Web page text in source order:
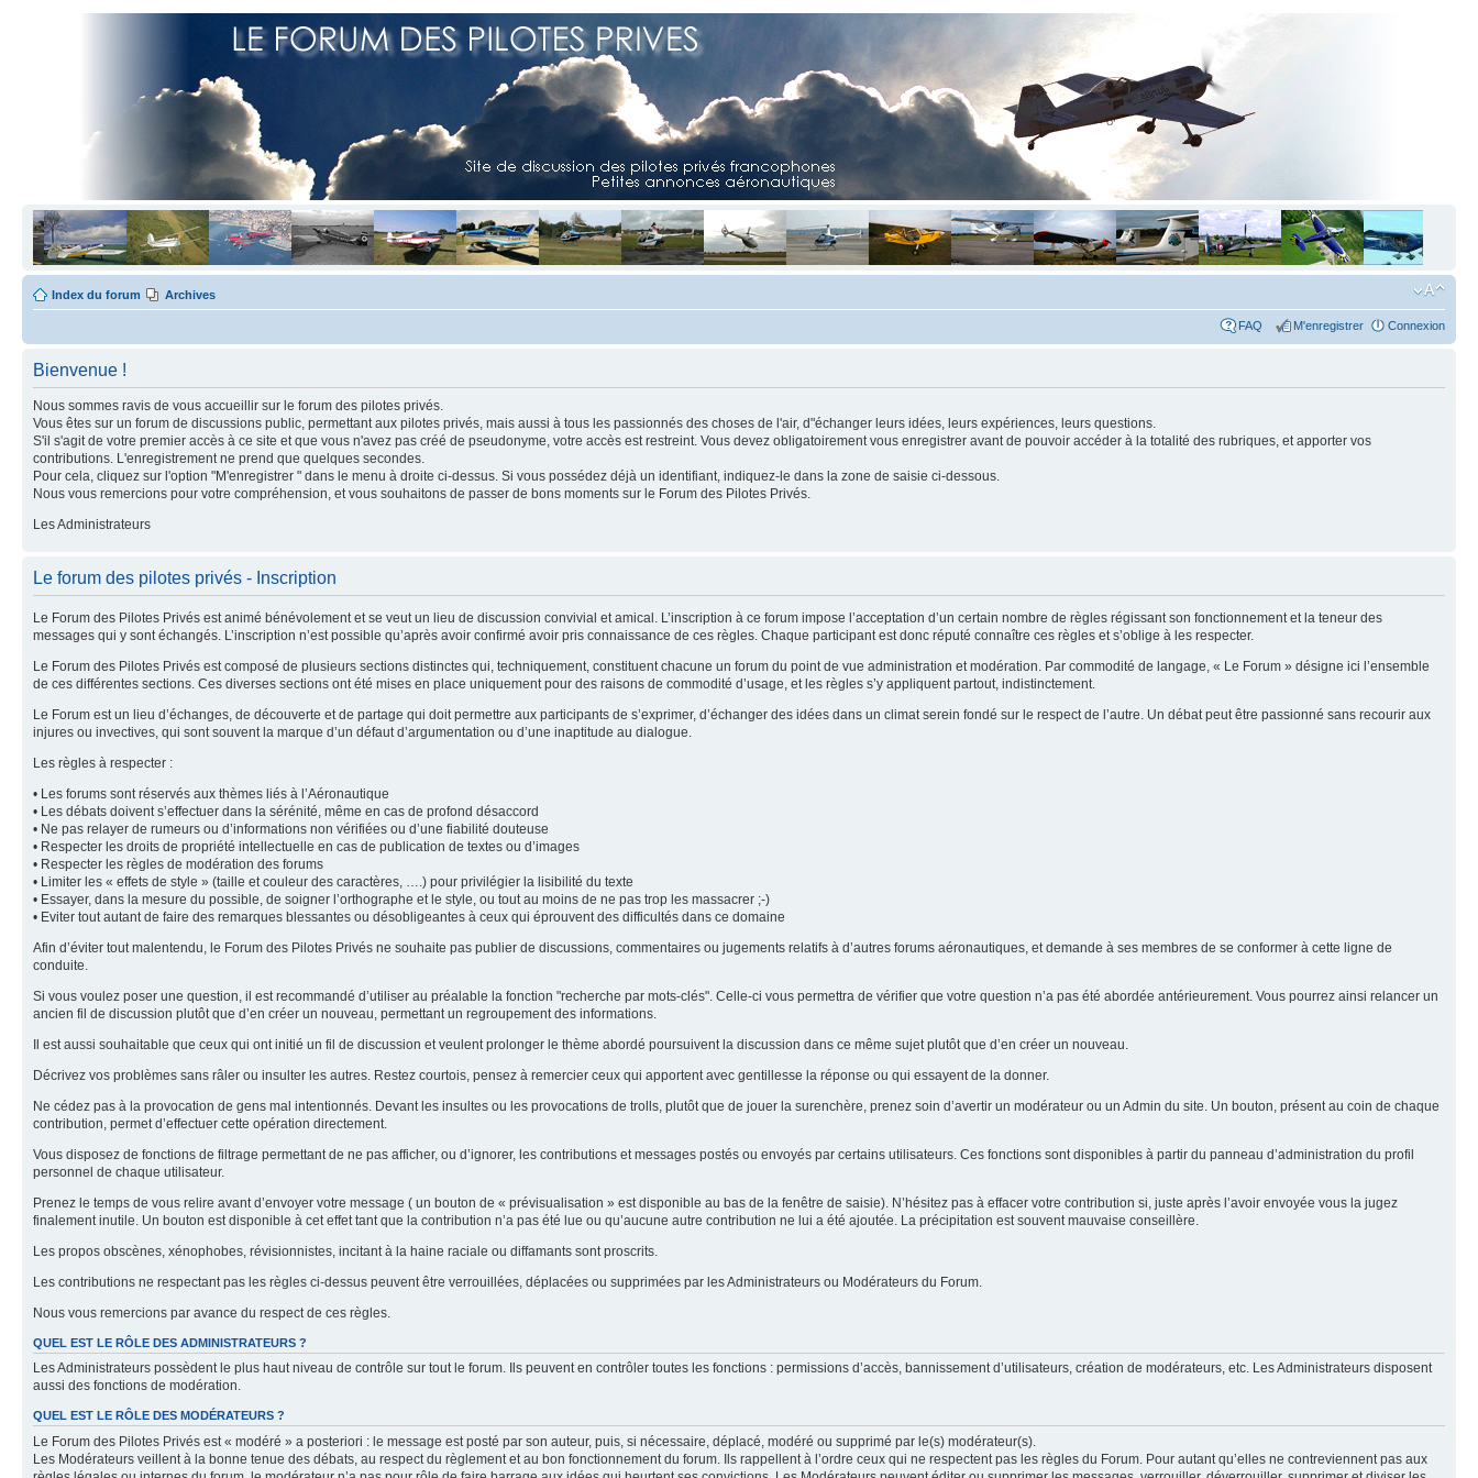
Index du forum Archives
FAQ M'enregistrer Connexion
Bienvenue !
Nous sommes ravis de vous accueillir sur le forum des pilotes privés.
Vous êtes sur un forum de discussions public, permettant aux pilotes privés, mais aussi à tous les passionnés des choses de l'air, d"échanger leurs idées, leurs expériences, leurs questions.
S'il s'agit de votre premier accès à ce site et que vous n'avez pas créé de pseudonyme, votre accès est restreint. Vous devez obligatoirement vous enregistrer avant de pouvoir accéder à la totalité des rubriques, et apporter vos
contributions. L'enregistrement ne prend que quelques secondes.
Pour cela, cliquez sur l'option "M'enregistrer " dans le menu à droite ci-dessus. Si vous possédez déjà un identifiant, indiquez-le dans la zone de saisie ci-dessous.
Nous vous remercions pour votre compréhension, et vous souhaitons de passer de bons moments sur le Forum des Pilotes Privés.
Les Administrateurs
Le forum des pilotes privés - Inscription
Le Forum des Pilotes Privés est animé bénévolement et se veut un lieu de discussion convivial et amical. L’inscription à ce forum impose l’acceptation d’un certain nombre de règles régissant son fonctionnement et la teneur des
messages qui y sont échangés. L’inscription n’est possible qu’après avoir confirmé avoir pris connaissance de ces règles. Chaque participant est donc réputé connaître ces règles et s’oblige à les respecter.
Le Forum des Pilotes Privés est composé de plusieurs sections distinctes qui, techniquement, constituent chacune un forum du point de vue administration et modération. Par commodité de langage, « Le Forum » désigne ici l’ensemble
de ces différentes sections. Ces diverses sections ont été mises en place uniquement pour des raisons de commodité d’usage, et les règles s’y appliquent partout, indistinctement.
Le Forum est un lieu d’échanges, de découverte et de partage qui doit permettre aux participants de s’exprimer, d’échanger des idées dans un climat serein fondé sur le respect de l’autre. Un débat peut être passionné sans recourir aux
injures ou invectives, qui sont souvent la marque d’un défaut d’argumentation ou d’une inaptitude au dialogue.
Les règles à respecter :
• Les forums sont réservés aux thèmes liés à l’Aéronautique
• Les débats doivent s’effectuer dans la sérénité, même en cas de profond désaccord
• Ne pas relayer de rumeurs ou d’informations non vérifiées ou d’une fiabilité douteuse
• Respecter les droits de propriété intellectuelle en cas de publication de textes ou d’images
• Respecter les règles de modération des forums
• Limiter les « effets de style » (taille et couleur des caractères, ….) pour privilégier la lisibilité du texte
• Essayer, dans la mesure du possible, de soigner l’orthographe et le style, ou tout au moins de ne pas trop les massacrer ;-)
• Eviter tout autant de faire des remarques blessantes ou désobligeantes à ceux qui éprouvent des difficultés dans ce domaine
Afin d’éviter tout malentendu, le Forum des Pilotes Privés ne souhaite pas publier de discussions, commentaires ou jugements relatifs à d’autres forums aéronautiques, et demande à ses membres de se conformer à cette ligne de
conduite.
Si vous voulez poser une question, il est recommandé d’utiliser au préalable la fonction "recherche par mots-clés". Celle-ci vous permettra de vérifier que votre question n’a pas été abordée antérieurement. Vous pourrez ainsi relancer un
ancien fil de discussion plutôt que d’en créer un nouveau, permettant un regroupement des informations.
Il est aussi souhaitable que ceux qui ont initié un fil de discussion et veulent prolonger le thème abordé poursuivent la discussion dans ce même sujet plutôt que d’en créer un nouveau.
Décrivez vos problèmes sans râler ou insulter les autres. Restez courtois, pensez à remercier ceux qui apportent avec gentillesse la réponse ou qui essayent de la donner.
Ne cédez pas à la provocation de gens mal intentionnés. Devant les insultes ou les provocations de trolls, plutôt que de jouer la surenchère, prenez soin d’avertir un modérateur ou un Admin du site. Un bouton, présent au coin de chaque
contribution, permet d’effectuer cette opération directement.
Vous disposez de fonctions de filtrage permettant de ne pas afficher, ou d’ignorer, les contributions et messages postés ou envoyés par certains utilisateurs. Ces fonctions sont disponibles à partir du panneau d’administration du profil
personnel de chaque utilisateur.
Prenez le temps de vous relire avant d’envoyer votre message ( un bouton de « prévisualisation » est disponible au bas de la fenêtre de saisie). N’hésitez pas à effacer votre contribution si, juste après l’avoir envoyée vous la jugez
finalement inutile. Un bouton est disponible à cet effet tant que la contribution n’a pas été lue ou qu’aucune autre contribution ne lui a été ajoutée. La précipitation est souvent mauvaise conseillère.
Les propos obscènes, xénophobes, révisionnistes, incitant à la haine raciale ou diffamants sont proscrits.
Les contributions ne respectant pas les règles ci-dessus peuvent être verrouillées, déplacées ou supprimées par les Administrateurs ou Modérateurs du Forum.
Nous vous remercions par avance du respect de ces règles.
QUEL EST LE RÔLE DES ADMINISTRATEURS ?
Les Administrateurs possèdent le plus haut niveau de contrôle sur tout le forum. Ils peuvent en contrôler toutes les fonctions : permissions d’accès, bannissement d’utilisateurs, création de modérateurs, etc. Les Administrateurs disposent
aussi des fonctions de modération.
QUEL EST LE RÔLE DES MODÉRATEURS ?
Le Forum des Pilotes Privés est « modéré » a posteriori : le message est posté par son auteur, puis, si nécessaire, déplacé, modéré ou supprimé par le(s) modérateur(s).
Les Modérateurs veillent à la bonne tenue des débats, au respect du règlement et au bon fonctionnement du forum. Ils rappellent à l’ordre ceux qui ne respectent pas les règles du Forum. Pour autant qu’elles ne contreviennent pas aux